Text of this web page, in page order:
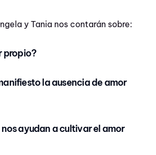
y Tania nos contarán sobre:
propio?
la ausencia de amor
ayudan a cultivar el amor